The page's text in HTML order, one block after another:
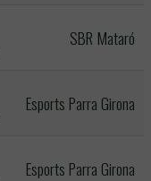
SBR Mataró
Esports Parra Girona
Esports Parra Girona